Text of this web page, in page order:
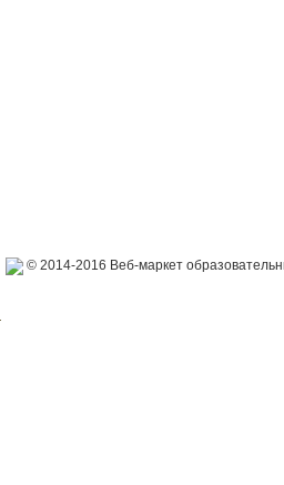
© 2014-2016 Веб-маркет